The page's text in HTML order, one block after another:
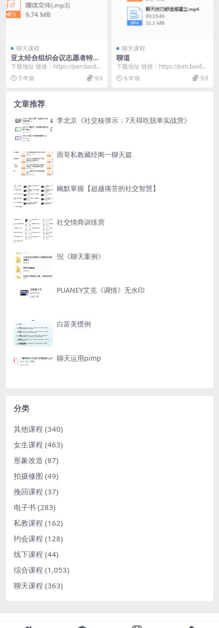
聊天课程
亚太经合组织会议志愿者特邀
培训师：让TA听你的7种必备
高情商沟通术，治愈你的笨
嘴！
下载地址 链接：https://pan.baidu.
com/s/1fQ9jxQu...
5 年前 9.9
聊天课程
聊道
下载地址 链接：https://pan.baidu.
com/s/19zx0myy...
6 年前 9.9
文章推荐
李北京《社交核弹示：7天得吃脱单实战营》
雨哥私教藏经阁一聊天篇
幽默掌握【超越痛苦的社交智慧】
社交情商训练营
倪《聊天案例》
PUANEY艾克《调情》无水印
白富美惯例
聊天运用pimp
分类
其他课程 (340)
女生课程 (463)
形象改造 (87)
拍摄修图 (49)
挽回课程 (37)
电子书 (283)
私教课程 (162)
约会课程 (128)
线下课程 (44)
综合课程 (1,053)
聊天课程 (363)